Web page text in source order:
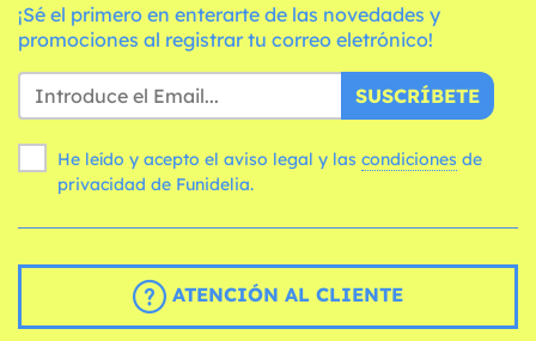
¡Sé el primero en enterarte de las novedades y
promociones al registrar tu correo eletrónico!
SUSCRÍBETE
He leído y acepto el aviso legal y las condiciones
privacidad de Funidelia.
ATENCIÓN AL CLIENTE